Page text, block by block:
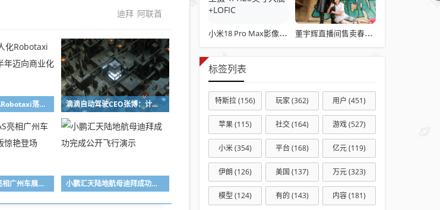
迪拜 阿联酋
小马智行无人化Robotaxi落地迪拜，下半年迈向商业化运营 滴滴自动驾驶CEO张博：计划年内在阿联酋开展Robotaxi测试和场景验证
极石ADAMAS亮相广州车展，皇家定制版惊艳登场 小鹏汇天陆地航母迪拜成功完成公开飞行演示
小米18 Pro Max影像偷跑：首发全新2亿主摄 1/1.28英寸大底+LOFIC 董宇辉直播间售卖春联引发争议
标签列表
特斯拉(156) 玩家(362) 用户 (451)
苹果(115) 社交(164) 游戏(527)
小米(354) 平台 (168) 亿元(119)
伊朗 (126) 美国 (137) 万元(323)
模型 (124) 有的 (143) 内容(181)